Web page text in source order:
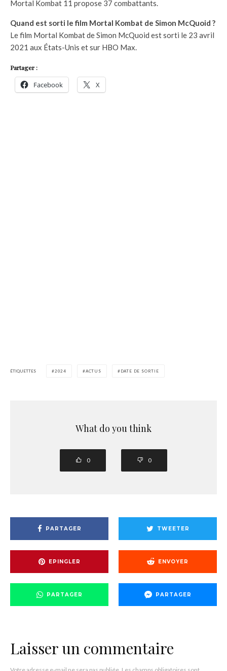
Mortal Kombat 11 propose 37 combattants.
Quand est sorti le film Mortal Kombat de Simon McQuoid ?
Le film Mortal Kombat de Simon McQuoid est sorti le 23 avril
2021 aux États-Unis et sur HBO Max.
Partager :
Facebook X
ÉTIQUETTES 2024 ACTUS DATE DE SORTIE
What do you think
0 0
PARTAGER TWEETER
EPINGLER ENVOYER
PARTAGER PARTAGER
Laisser un commentaire